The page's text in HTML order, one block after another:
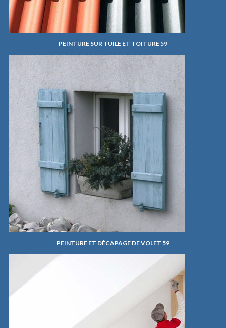
PEINTURE SUR TUILE ET TOITURE 59
PEINTURE ET DÉCAPAGE DE VOLET 59